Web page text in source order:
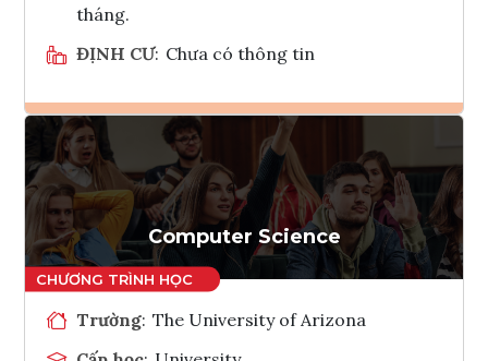
tháng.
ĐỊNH CƯ: Chưa có thông tin
Ghi danh
Tham vấn Interlink
Computer Science
Trường: The University of Arizona